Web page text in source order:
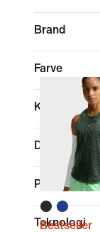
Brand
Farve
Kollektioner
Detaljer
Pasform
Teknologi
Bestseller